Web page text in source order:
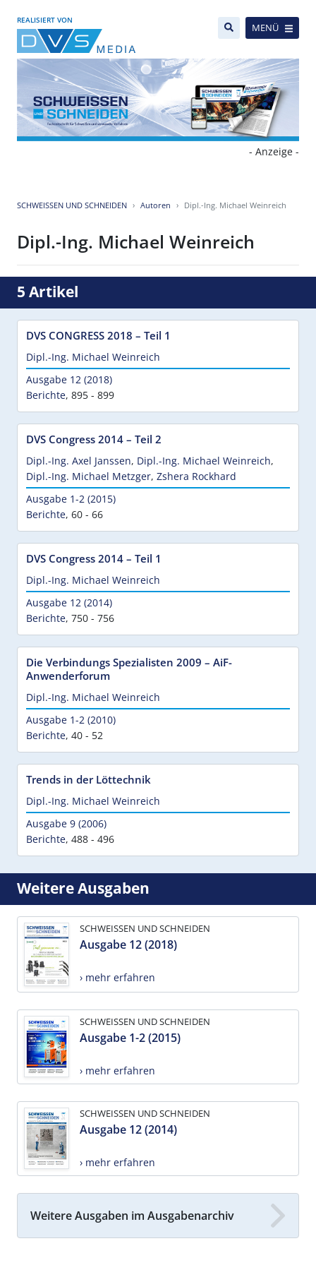
REALISIERT VON
MENÜ
- Anzeige -
SCHWEISSEN UND SCHNEIDEN Autoren Dipl.-Ing. Michael Weinreich
Dipl.-Ing. Michael Weinreich
5 Artikel
DVS CONGRESS 2018 – Teil 1
Dipl.-Ing. Michael Weinreich
Ausgabe 12 (2018)
Berichte, 895 - 899
DVS Congress 2014 – Teil 2
Dipl.-Ing. Axel Janssen, Dipl.-Ing. Michael Weinreich,
Dipl.-Ing. Michael Metzger, Zshera Rockhard
Ausgabe 1-2 (2015)
Berichte, 60 - 66
DVS Congress 2014 – Teil 1
Dipl.-Ing. Michael Weinreich
Ausgabe 12 (2014)
Berichte, 750 - 756
Die Verbindungs Spezialisten 2009 – AiF-
Anwenderforum
Dipl.-Ing. Michael Weinreich
Ausgabe 1-2 (2010)
Berichte, 40 - 52
Trends in der Löttechnik
Dipl.-Ing. Michael Weinreich
Ausgabe 9 (2006)
Berichte, 488 - 496
Weitere Ausgaben
SCHWEISSEN UND SCHNEIDEN
Ausgabe 12 (2018)
› mehr erfahren
SCHWEISSEN UND SCHNEIDEN
Ausgabe 1-2 (2015)
› mehr erfahren
SCHWEISSEN UND SCHNEIDEN
Ausgabe 12 (2014)
› mehr erfahren
Weitere Ausgaben im Ausgabenarchiv